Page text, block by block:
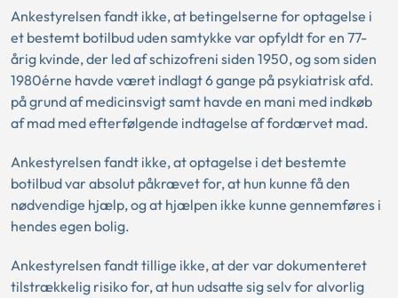
Ankestyrelsen fandt ikke, at betingelserne for optagelse i
et bestemt botilbud uden samtykke var opfyldt for en 77-
årig kvinde, der led af schizofreni siden 1950, og som siden
1980érne havde været indlagt 6 gange på psykiatrisk afd.
på grund af medicinsvigt samt havde en mani med indkøb
af mad med efterfølgende indtagelse af fordærvet mad.
Ankestyrelsen fandt ikke, at optagelse i det bestemte
botilbud var absolut påkrævet for, at hun kunne få den
nødvendige hjælp, og at hjælpen ikke kunne gennemføres i
hendes egen bolig.
Ankestyrelsen fandt tillige ikke, at der var dokumenteret
tilstrækkelig risiko for, at hun udsatte sig selv for alvorlig